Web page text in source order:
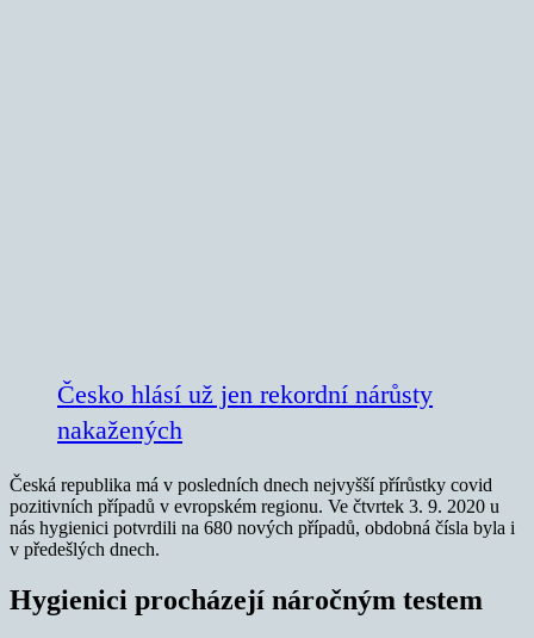
Česko hlásí už jen rekordní nárůsty
nakažených
Česká republika má v posledních dnech nejvyšší přírůstky covid
pozitivních případů v evropském regionu. Ve čtvrtek 3. 9. 2020 u
nás hygienici potvrdili na 680 nových případů, obdobná čísla byla i
v předešlých dnech.
Hygienici procházejí náročným testem